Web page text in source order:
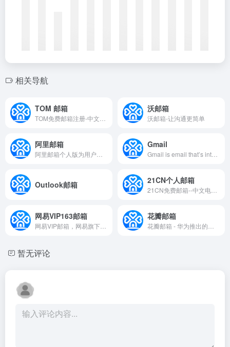
相关导航
TOM 邮箱 沃邮箱
沃邮箱-让沟通更简单
阿里邮箱 Gmail
Outlook邮箱 21CN个人邮箱
网易VIP163邮箱 花瓣邮箱
暂无评论